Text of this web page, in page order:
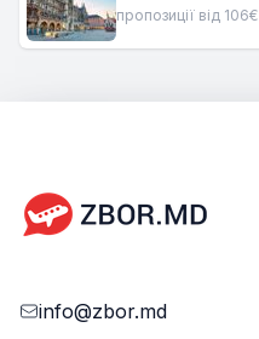
пропозиції від 106€
info@zbor.md